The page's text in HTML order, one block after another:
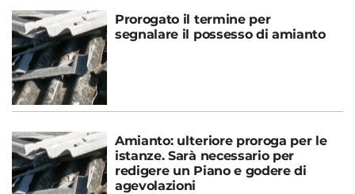
Prorogato il termine per
segnalare il possesso di amianto
Amianto: ulteriore proroga per le
istanze. Sarà necessario per
redigere un Piano e godere di
agevolazioni